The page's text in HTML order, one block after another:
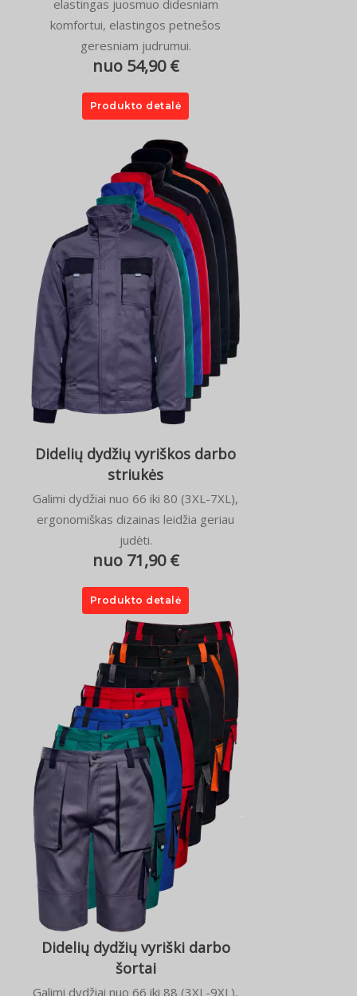
elastingas juosmuo didesniam
komfortui, elastingos petnešos
geresniam judrumui.
nuo 54,90 €
Produkto detalė
Didelių dydžių vyriškos darbo
striukės
Galimi dydžiai nuo 66 iki 80 (3XL-7XL),
ergonomiškas dizainas leidžia geriau
judėti.
nuo 71,90 €
Produkto detalė
Didelių dydžių vyriški darbo
šortai
Galimi dydžiai nuo 66 iki 88 (3XL-9XL),